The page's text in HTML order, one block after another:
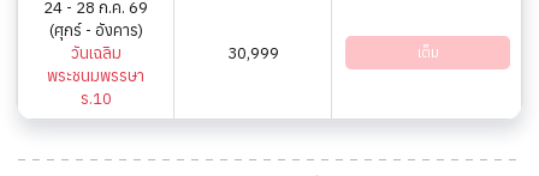
24 - 28 ก.ค. 69
(ศุกร์ - อังคาร)
วันเฉลิม
พระชนมพรรษา
ร.10
30,999 เต็ม